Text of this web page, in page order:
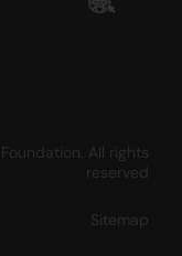
All rights
reserved
Sitemap